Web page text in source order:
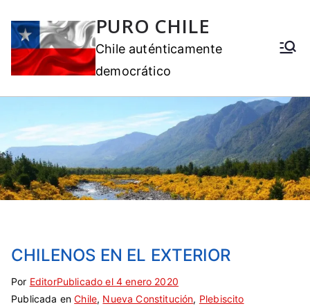
PURO CHILE
Chile auténticamente
democrático
CHILENOS EN EL EXTERIOR
Por EditorPublicado el 4 enero 2020
Publicada enChile, Nueva Constitución, Plebiscito
E
t
S
i